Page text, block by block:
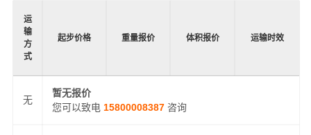
运
输
方
式
起步价格 重量报价 体积报价 运输时效
无
暂无报价
您可以致电 15800008387 咨询